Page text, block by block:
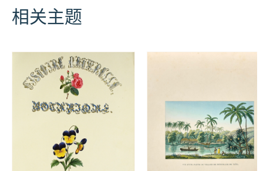
相关主题